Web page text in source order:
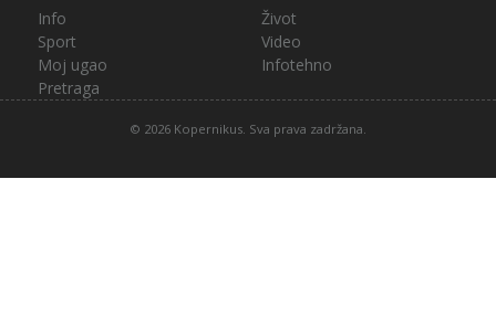
Info
Život
Sport
Video
Moj ugao
Infotehno
Pretraga
© 2026 Kopernikus. Sva prava zadržana.